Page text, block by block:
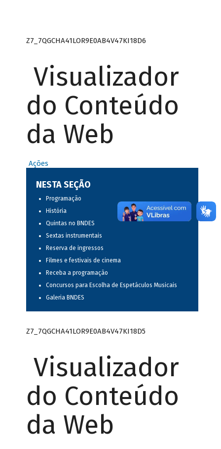
Z7_7QGCHA41LOR9E0AB4V47KI18D6
Visualizador
do Conteúdo
da Web
Ações
NESTA SEÇÃO
Programação
História
Quintas no BNDES
Sextas instrumentais
Reserva de ingressos
Filmes e festivais de cinema
Receba a programação
Concursos para Escolha de Espetáculos Musicais
Galeria BNDES
Z7_7QGCHA41LOR9E0AB4V47KI18D5
Visualizador
do Conteúdo
da Web